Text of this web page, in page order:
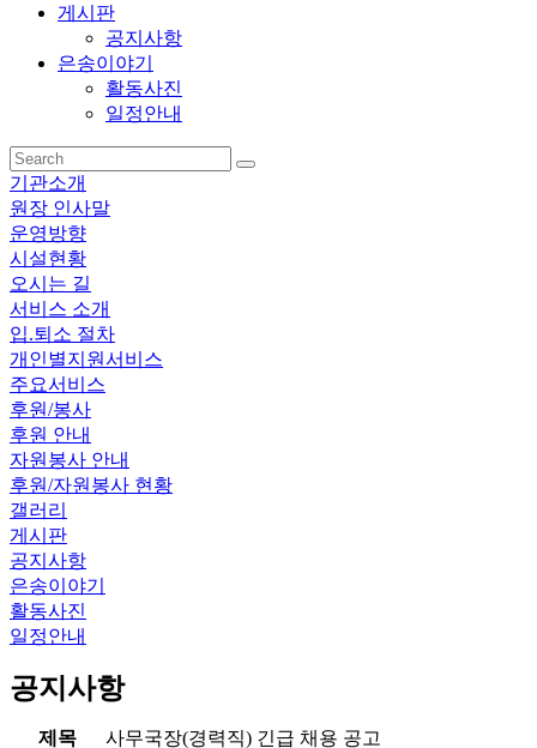
게시판
공지사항
은송이야기
활동사진
일정안내
기관소개
원장 인사말
운영방향
시설현황
오시는 길
서비스 소개
입.퇴소 절차
개인별지원서비스
주요서비스
후원/봉사
후원 안내
자원봉사 안내
후원/자원봉사 현황
갤러리
게시판
공지사항
은송이야기
활동사진
일정안내
공지사항
제목
사무국장(경력직) 긴급 채용 공고